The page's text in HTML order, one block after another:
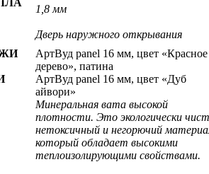
1,8 мм
Дверь наружного открывания
АртВуд panel 16 мм, цвет «Красное
дерево», патина
АртВуд panel 16 мм, цвет «Дуб
айвори»
Минеральная вата высокой
плотности. Это экологически
нетоксичный и негорючий
который обладает высокими
теплоизолирующими свойствами.